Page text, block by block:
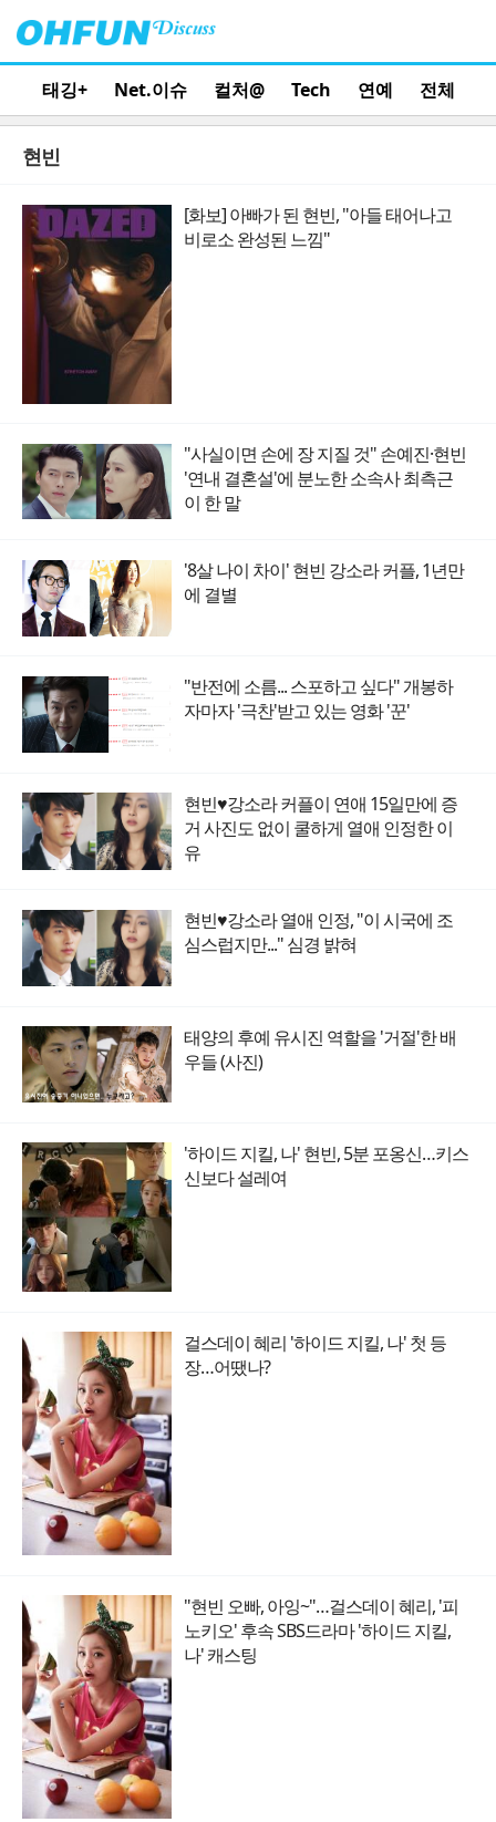
태깅+ Net.이슈 컬처@ Tech 연예 전체
현빈
[화보] 아빠가 된 현빈, "아들 태어나고
비로소 완성된 느낌"
"사실이면 손에 장 지질 것" 손예진·현빈
'연내 결혼설'에 분노한 소속사 최측근
이 한 말
'8살 나이 차이' 현빈 강소라 커플, 1년만
에 결별
"반전에 소름... 스포하고 싶다" 개봉하
자마자 '극찬'받고 있는 영화 '꾼'
현빈♥강소라 커플이 연애 15일만에 증
거 사진도 없이 쿨하게 열애 인정한 이
유
현빈♥강소라 열애 인정, "이 시국에 조
심스럽지만..." 심경 밝혀
태양의 후예 유시진 역할을 '거절'한 배
우들 (사진)
'하이드 지킬, 나' 현빈, 5분 포옹신…키스
신보다 설레여
걸스데이 혜리 '하이드 지킬, 나' 첫 등
장…어땠나?
"현빈 오빠, 아잉~"…걸스데이 혜리, '피
노키오' 후속 SBS드라마 '하이드 지킬,
나' 캐스팅